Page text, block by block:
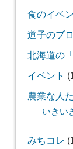
食のイベ
道子のブ
北海道の
イベント
農業な人
いきい
みちコレ